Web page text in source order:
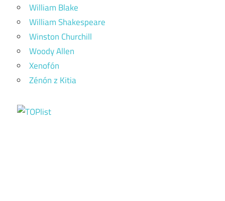
William Blake
William Shakespeare
Winston Churchill
Woody Allen
Xenofón
Zénón z Kitia